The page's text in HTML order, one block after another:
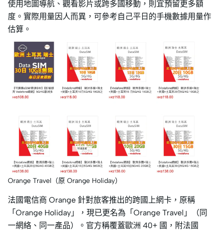
使用地圖導航、觀看影片或跨多國移動，則宜預留更多額
度。實際用量因人而異，可參考自己平日的手機數據用量作
估算。
Orange Travel（原 Orange Holiday）
法國電信商 Orange 針對旅客推出的跨國上網卡，原稱
「Orange Holiday」，現已更名為「Orange Travel」（同
一網絡、同一產品）。官方稱覆蓋歐洲 40+ 國，附法國